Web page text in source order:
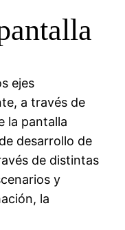
ejes
a través de
la pantalla
desarrollo de
de distintas
y
la